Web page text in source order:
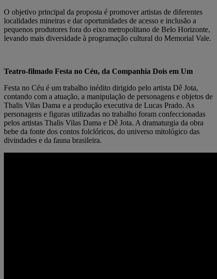
O objetivo principal da proposta é promover artistas de diferentes
localidades mineiras e dar oportunidades de acesso e inclusão a
pequenos produtores fora do eixo metropolitano de Belo Horizonte,
levando mais diversidade à programação cultural do Memorial Vale.
Teatro-filmado Festa no Céu, da Companhia Dois em Um
Festa no Céu é um trabalho inédito dirigido pelo artista Dê Jota,
contando com a atuação, a manipulação de personagens e objetos de
Thalis Vilas Dama e a produção executiva de Lucas Prado. As
personagens e figuras utilizadas no trabalho foram confeccionadas
pelos artistas Thalis Vilas Dama e Dê Jota. A dramaturgia da obra
bebe da fonte dos contos folclóricos, do universo mitológico das
divindades e da fauna brasileira.